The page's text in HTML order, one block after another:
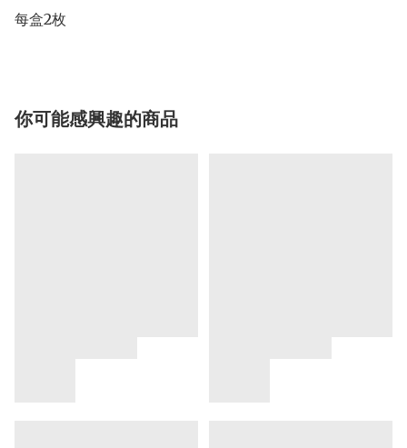
每盒2枚
你可能感興趣的商品